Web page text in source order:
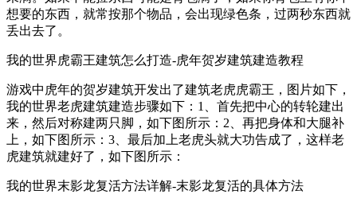
想要的东西，就常按那个物品，会出现绿色条，过两秒东西就
丢出去了。
我的世界虎霸王建筑怎么打造-虎年贺岁建筑建造教程
游戏中虎年的贺岁建筑开发出了建筑老虎虎霸王，图片如下，
我的世界老虎建筑建造步骤如下：1、首先把中心的转轮建出
来，然后对称建两只脚，如下图所示：2、再把身体和大腿补
上，如下图所示：3、最后加上老虎头就大功告成了，这样老
虎建筑就建好了，如下图所示：
我的世界末影龙复活方法详解-末影龙复活的具体方法